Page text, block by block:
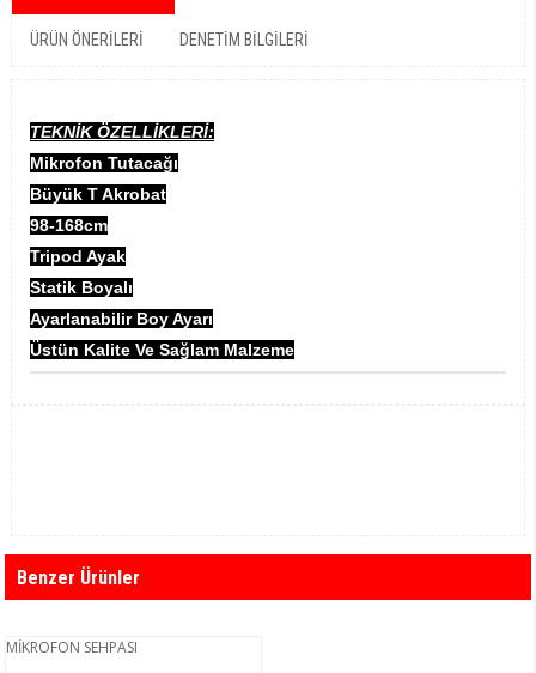
ÜRÜN ÖNERILERI DENETIM BILGILERI
TEKNİK ÖZELLİKLERİ:
Mikrofon Tutacağı
Büyük T Akrobat
98-168cm
Tripod Ayak
Statik Boyalı
Ayarlanabilir Boy Ayarı
Üstün Kalite Ve Sağlam Malzeme
Benzer Ürünler
MİKROFON SEHPASI